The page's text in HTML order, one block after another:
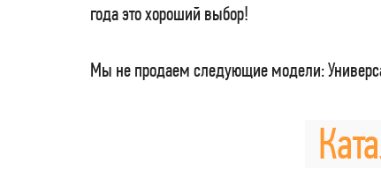
года это хороший выбор!
Мы не продаем следующие модели: